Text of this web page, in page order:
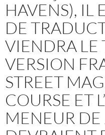
HAVENS), IL
DE
VIENDRA LE
VERSION
STREET
COURSE ET
MENEUR DE